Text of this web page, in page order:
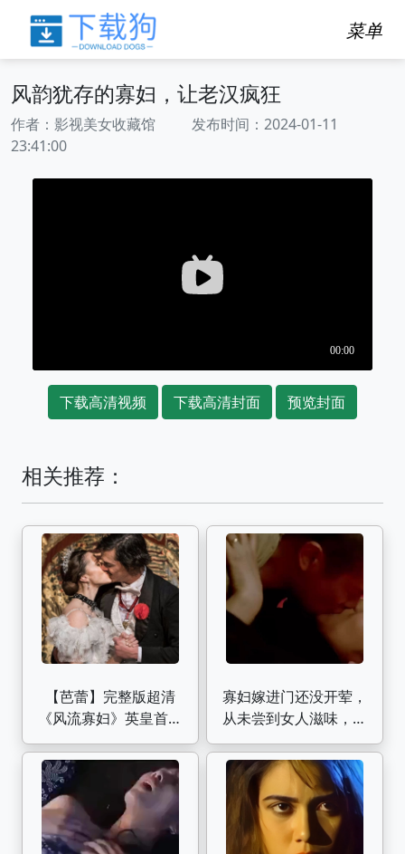
菜单
风韵犹存的寡妇，让老汉疯狂
作者：影视美女收藏馆 发布时间：2024-01-11
23:41:00
下载高清视频 下载高清封面 预览封面
相关推荐：
【芭蕾】完整版超清
《风流寡妇》英皇首席
Marianela Nunez主演
寡妇嫁进门还没开荤，
从未尝到女人滋味，忍
不住让下人帮了一次忙